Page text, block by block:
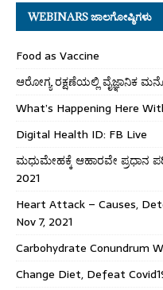
WEBINARS ಜಾಲಗೋಷ್ಠಿಗಳು
Food as Vaccine
ಆರೋಗ್ಯ ರಕ್ಷಣೆಯಲ್ಲಿ ವೈಜ್ಞಾನಿಕ
What’s Happening Here
Digital Health ID: FB Live
ಮಧುಮೇಹಕ್ಕೆ ಆಹಾರವೇ ಪ್ರಧಾನ
2021
Heart Attack – Causes,
Nov 7, 2021
Carbohydrate Conundrum
Change Diet, Defeat